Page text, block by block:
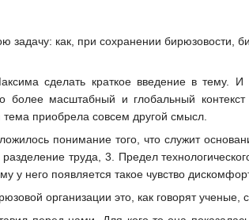
как, при сохранении бирюзовости,
сделать краткое введение в тему.
более масштабный и глобальный
приобрела совсем другой смысл.
понимание того, что служит
труда, 3. Предел
у него появляется такое чувство
организации это, как говорят ученые,